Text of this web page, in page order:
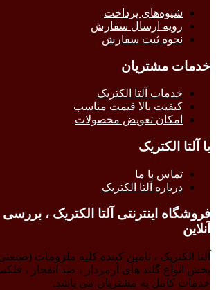
شیوه‌های پرداخت
رویه ارسال سفارش
نحوه ثبت سفارش
خدمات مشتریان
خدمات آلتا الکتریک
کیفیت بالا قیمت مناسب
امکان تعویض محصولات
با آلتا الکتریک
تماس با ما
درباره آلتا الکتریک
فروشگاه اینترنتی آلتا الکتریک ،
آنلاین
آلتا الکتریک ، تامین کننده کلیه ملزومات
پخش انواع گلند های آرمردار ، ضد انفجار ،
خدمات کامل به مشتریان می باشد.